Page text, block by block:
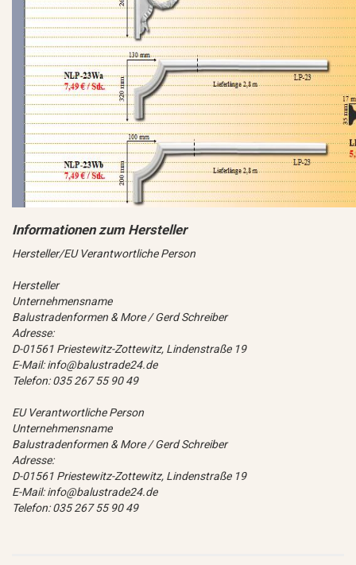
Hersteller/EU Verantwortliche Person
Hersteller
Unternehmensname
Balustradenformen & More / Gerd Schreiber
Adresse:
D-01561 Priestewitz-Zottewitz, Lindenstraße 19
E-Mail: info@balustrade24.de
Telefon: 035 267 55 90 49
EU Verantwortliche Person
Unternehmensname
Balustradenformen & More / Gerd Schreiber
Adresse:
D-01561 Priestewitz-Zottewitz, Lindenstraße 19
E-Mail: info@balustrade24.de
Telefon: 035 267 55 90 49